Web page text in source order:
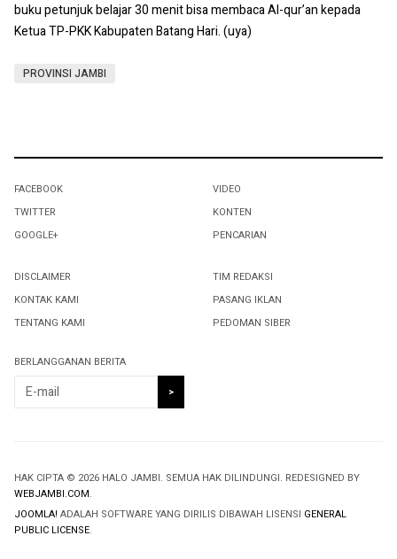
buku petunjuk belajar 30 menit bisa membaca Al-qur’an kepada
Ketua TP-PKK Kabupaten Batang Hari. (uya)
PROVINSI JAMBI
FACEBOOK
TWITTER
GOOGLE+
VIDEO
KONTEN
PENCARIAN
DISCLAIMER
KONTAK KAMI
TENTANG KAMI
TIM REDAKSI
PASANG IKLAN
PEDOMAN SIBER
BERLANGGANAN BERITA
HAK CIPTA © 2026 HALO JAMBI. SEMUA HAK DILINDUNGI. REDESIGNED BY
WEBJAMBI.COM.
JOOMLA! ADALAH SOFTWARE YANG DIRILIS DIBAWAH LISENSI GENERAL
PUBLIC LICENSE.